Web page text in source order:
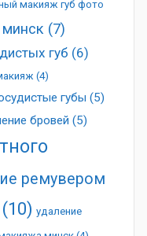
макияж губ фото
(7)
губ (6)
(4)
губы (5)
бровей (5)
ремувером
(10) удаление